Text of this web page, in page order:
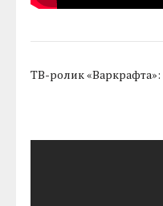
ТВ-ролик «Варкрафта»: